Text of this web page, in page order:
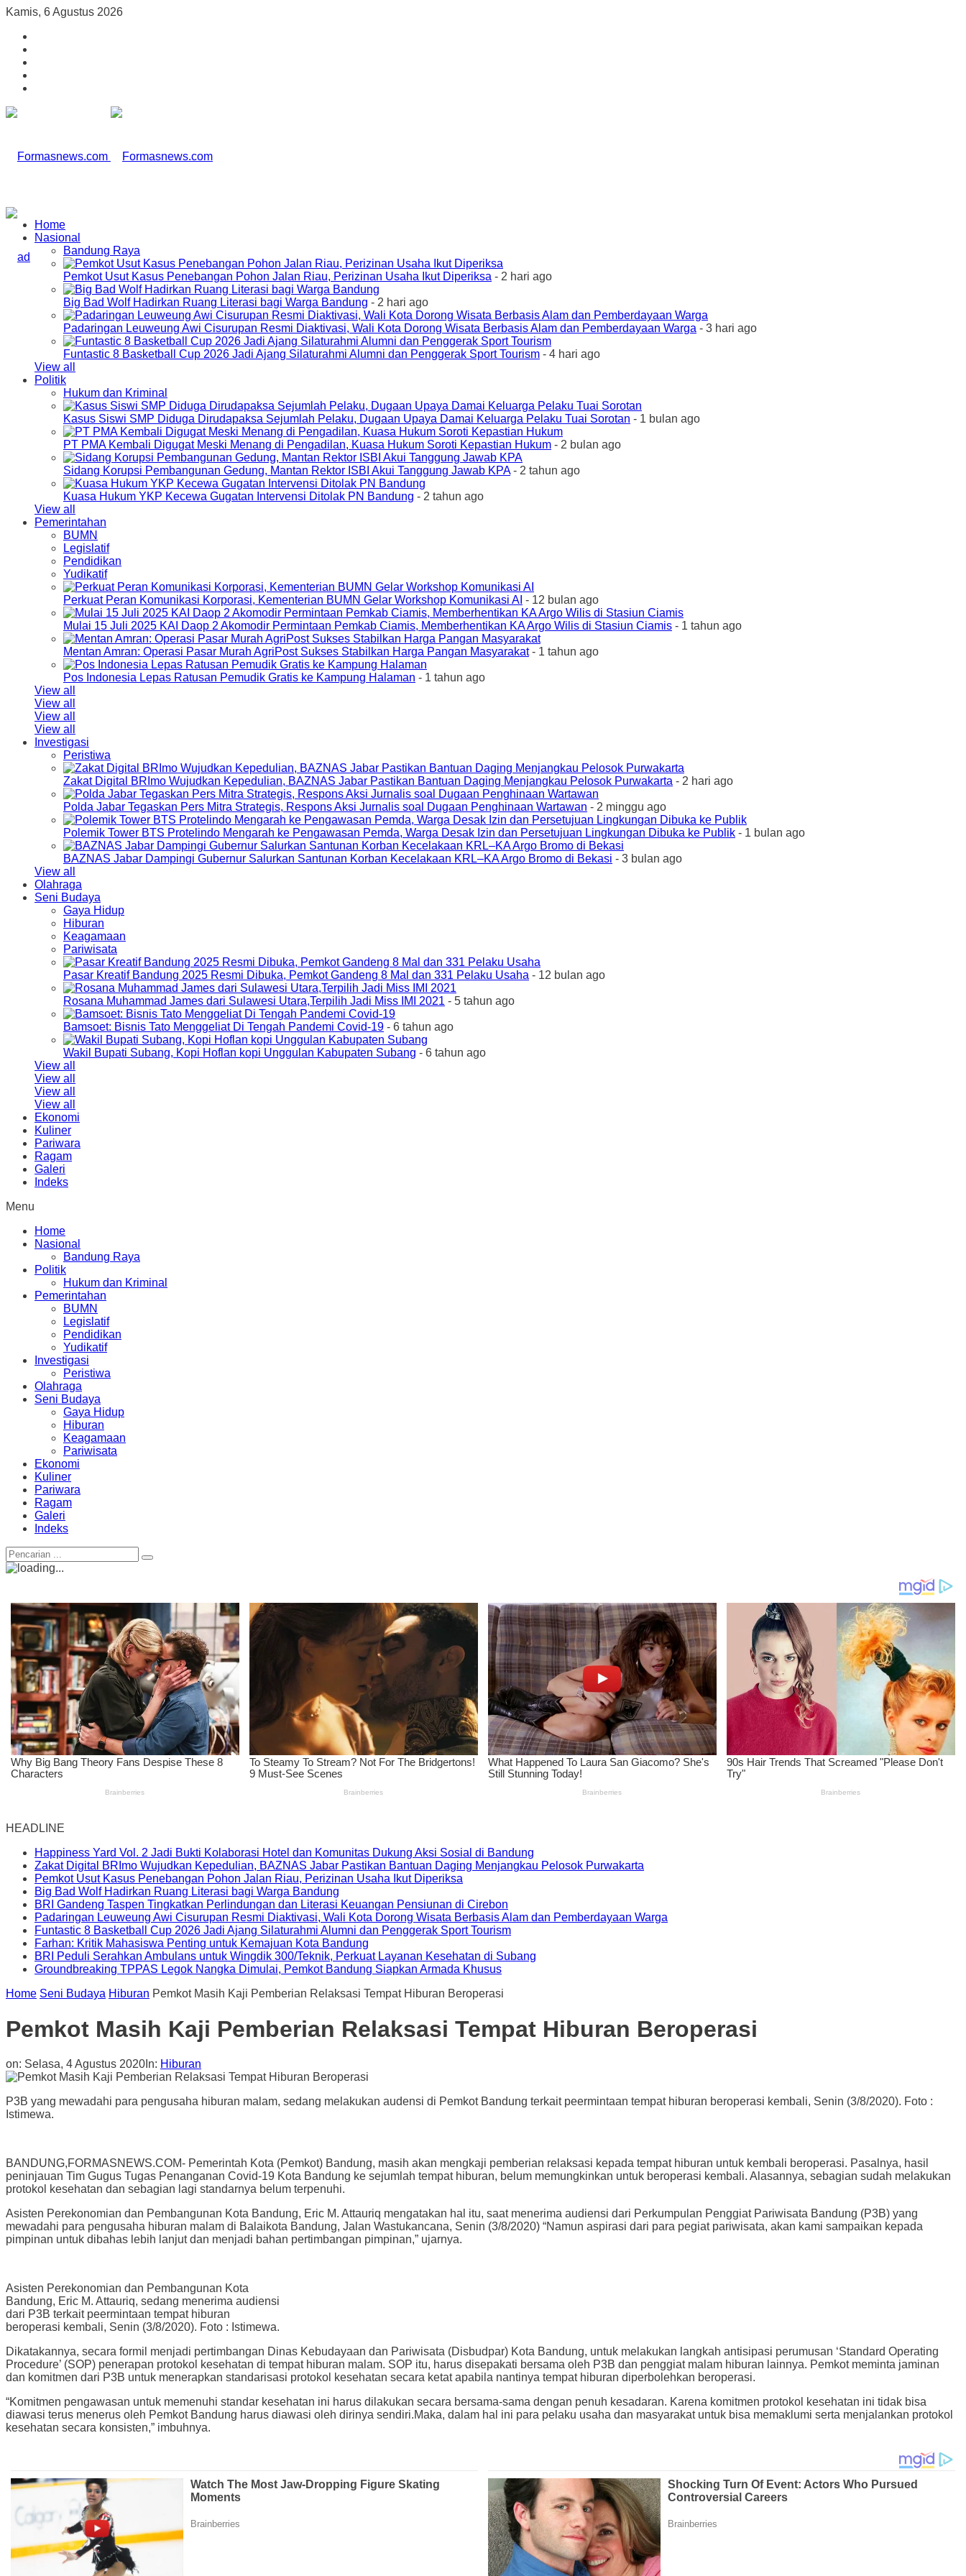
Kamis, 6 Agustus 2026
Home
Nasional
Bandung Raya
Pemkot Usut Kasus Penebangan Pohon Jalan Riau, Perizinan Usaha Ikut Diperiksa - 2 hari ago
Big Bad Wolf Hadirkan Ruang Literasi bagi Warga Bandung - 2 hari ago
Padaringan Leuweung Awi Cisurupan Resmi Diaktivasi, Wali Kota Dorong Wisata Berbasis Alam dan Pemberdayaan Warga - 3 hari ago
Funtastic 8 Basketball Cup 2026 Jadi Ajang Silaturahmi Alumni dan Penggerak Sport Tourism - 4 hari ago
View all
Politik
Hukum dan Kriminal
Kasus Siswi SMP Diduga Dirudapaksa Sejumlah Pelaku, Dugaan Upaya Damai Keluarga Pelaku Tuai Sorotan - 1 bulan ago
PT PMA Kembali Digugat Meski Menang di Pengadilan, Kuasa Hukum Soroti Kepastian Hukum - 2 bulan ago
Sidang Korupsi Pembangunan Gedung, Mantan Rektor ISBI Akui Tanggung Jawab KPA- 2 tahun ago
Kuasa Hukum YKP Kecewa Gugatan Intervensi Ditolak PN Bandung - 2 tahun ago
View all
Pemerintahan
BUMN
Legislatif
Pendidikan
Yudikatif
Perkuat Peran Komunikasi Korporasi, Kementerian BUMN Gelar Workshop Komunikasi AI - 12 bulan ago
Mulai 15 Juli 2025 KAI Daop 2 Akomodir Permintaan Pemkab Ciamis, Memberhentikan KA Argo Wilis di Stasiun Ciamis - 1 tahun ago
Mentan Amran: Operasi Pasar Murah AgriPost Sukses Stabilkan Harga Pangan Masyarakat- 1 tahun ago
Pos Indonesia Lepas Ratusan Pemudik Gratis ke Kampung Halaman - 1 tahun ago
View all
View all
View all
View all
Investigasi
Peristiwa
Zakat Digital BRImo Wujudkan Kepedulian, BAZNAS Jabar Pastikan Bantuan Daging Menjangkau Pelosok Purwakarta - 2 hari ago
Polda Jabar Tegaskan Pers Mitra Strategis, Respons Aksi Jurnalis soal Dugaan Penghinaan Wartawan - 2 minggu ago
Polemik Tower BTS Protelindo Mengarah ke Pengawasan Pemda, Warga Desak Izin dan Persetujuan Lingkungan Dibuka ke Publik - 1 bulan ago
BAZNAS Jabar Dampingi Gubernur Salurkan Santunan Korban Kecelakaan KRL–KA Argo Bromo di Bekasi - 3 bulan ago
View all
Olahraga
Seni Budaya
Gaya Hidup
Hiburan
Keagamaan
Pariwisata
Pasar Kreatif Bandung 2025 Resmi Dibuka, Pemkot Gandeng 8 Mal dan 331 Pelaku Usaha - 12 bulan ago
Rosana Muhammad James dari Sulawesi Utara,Terpilih Jadi Miss IMI 2021 - 5 tahun ago
Bamsoet: Bisnis Tato Menggeliat Di Tengah Pandemi Covid-19 - 6 tahun ago
Wakil Bupati Subang, Kopi Hoflan kopi Unggulan Kabupaten Subang - 6 tahun ago
View all
View all
View all
View all
Ekonomi
Kuliner
Pariwara
Ragam
Galeri
Indeks
Menu
Home
Nasional
Bandung Raya
Politik
Hukum dan Kriminal
Pemerintahan
BUMN
Legislatif
Pendidikan
Yudikatif
Investigasi
Peristiwa
Olahraga
Seni Budaya
Gaya Hidup
Hiburan
Keagamaan
Pariwisata
Ekonomi
Kuliner
Pariwara
Ragam
Galeri
Indeks
HEADLINE
Happiness Yard Vol. 2 Jadi Bukti Kolaborasi Hotel dan Komunitas Dukung Aksi Sosial di Bandung
Zakat Digital BRImo Wujudkan Kepedulian, BAZNAS Jabar Pastikan Bantuan Daging Menjangkau Pelosok Purwakarta
Pemkot Usut Kasus Penebangan Pohon Jalan Riau, Perizinan Usaha Ikut Diperiksa
Big Bad Wolf Hadirkan Ruang Literasi bagi Warga Bandung
BRI Gandeng Taspen Tingkatkan Perlindungan dan Literasi Keuangan Pensiunan di Cirebon
Padaringan Leuweung Awi Cisurupan Resmi Diaktivasi, Wali Kota Dorong Wisata Berbasis Alam dan Pemberdayaan Warga
Funtastic 8 Basketball Cup 2026 Jadi Ajang Silaturahmi Alumni dan Penggerak Sport Tourism
Farhan: Kritik Mahasiswa Penting untuk Kemajuan Kota Bandung
BRI Peduli Serahkan Ambulans untuk Wingdik 300/Teknik, Perkuat Layanan Kesehatan di Subang
Groundbreaking TPPAS Legok Nangka Dimulai, Pemkot Bandung Siapkan Armada Khusus
Home Seni Budaya Hiburan Pemkot Masih Kaji Pemberian Relaksasi Tempat Hiburan Beroperasi
Pemkot Masih Kaji Pemberian Relaksasi Tempat Hiburan Beroperasi
on: Selasa, 4 Agustus 2020 In: Hiburan
P3B yang mewadahi para pengusaha hiburan malam, sedang melakukan audensi di Pemkot Bandung terkait peermintaan tempat hiburan beroperasi kembali, Senin (3/8/2020). Foto :
Istimewa.
BANDUNG,FORMASNEWS.COM- Pemerintah Kota (Pemkot) Bandung, masih akan mengkaji pemberian relaksasi kepada tempat hiburan untuk kembali beroperasi. Pasalnya, hasil
peninjauan Tim Gugus Tugas Penanganan Covid-19 Kota Bandung ke sejumlah tempat hiburan, belum memungkinkan untuk beroperasi kembali. Alasannya, sebagian sudah melakukan
protokol kesehatan dan sebagian lagi standarnya belum terpenuhi.
Asisten Perekonomian dan Pembangunan Kota Bandung, Eric M. Attauriq mengatakan hal itu, saat menerima audiensi dari Perkumpulan Penggiat Pariwisata Bandung (P3B) yang
mewadahi para pengusaha hiburan malam di Balaikota Bandung, Jalan Wastukancana, Senin (3/8/2020) “Namun aspirasi dari para pegiat pariwisata, akan kami sampaikan kepada
pimpinan untuk dibahas lebih lanjut dan menjadi bahan pertimbangan pimpinan,” ujarnya.
Asisten Perekonomian dan Pembangunan Kota
Bandung, Eric M. Attauriq, sedang menerima audiensi
dari P3B terkait peermintaan tempat hiburan
beroperasi kembali, Senin (3/8/2020). Foto : Istimewa.
Dikatakannya, secara formil menjadi pertimbangan Dinas Kebudayaan dan Pariwisata (Disbudpar) Kota Bandung, untuk melakukan langkah antisipasi perumusan ‘Standard Operating
Procedure’ (SOP) penerapan protokol kesehatan di tempat hiburan malam. SOP itu, harus disepakati bersama oleh P3B dan penggiat malam hiburan lainnya. Pemkot meminta jaminan
dan komitmen dari P3B untuk menerapkan standarisasi protokol kesehatan secara ketat apabila nantinya tempat hiburan diperbolehkan beroperasi.
“Komitmen pengawasan untuk memenuhi standar kesehatan ini harus dilakukan secara bersama-sama dengan penuh kesadaran. Karena komitmen protokol kesehatan ini tidak bisa
diawasi terus menerus oleh Pemkot Bandung harus diawasi oleh dirinya sendiri.Maka, dalam hal ini para pelaku usaha dan masyarakat untuk bisa memaklumi serta menjalankan protokol
kesehatan secara konsisten,” imbuhnya.